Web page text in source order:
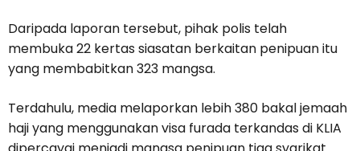
Daripada laporan tersebut, pihak polis telah
membuka 22 kertas siasatan berkaitan penipuan itu
yang membabitkan 323 mangsa.
Terdahulu, media melaporkan lebih 380 bakal jemaah
haji yang menggunakan visa furada terkandas di KLIA